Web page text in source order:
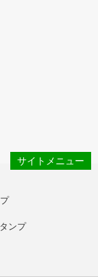
サイトメニュー
ンプ